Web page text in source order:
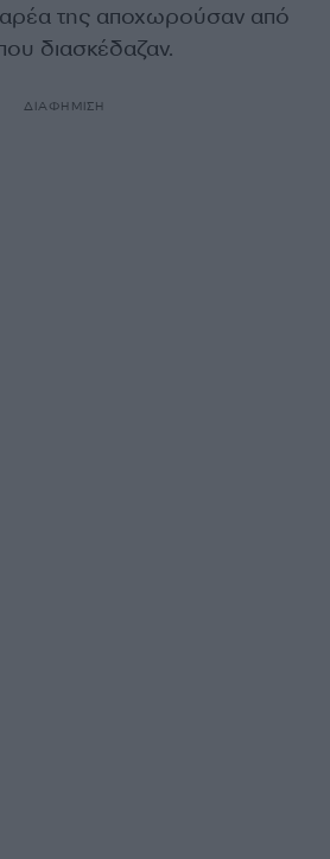
της αποχωρούσαν από
διασκέδαζαν.
ΔΙΑΦΗΜΙΣΗ